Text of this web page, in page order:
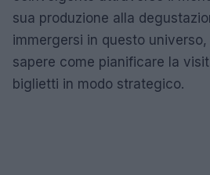
sua produzione alla
immergersi in questo
sapere come pianificare la
biglietti in modo strategico.